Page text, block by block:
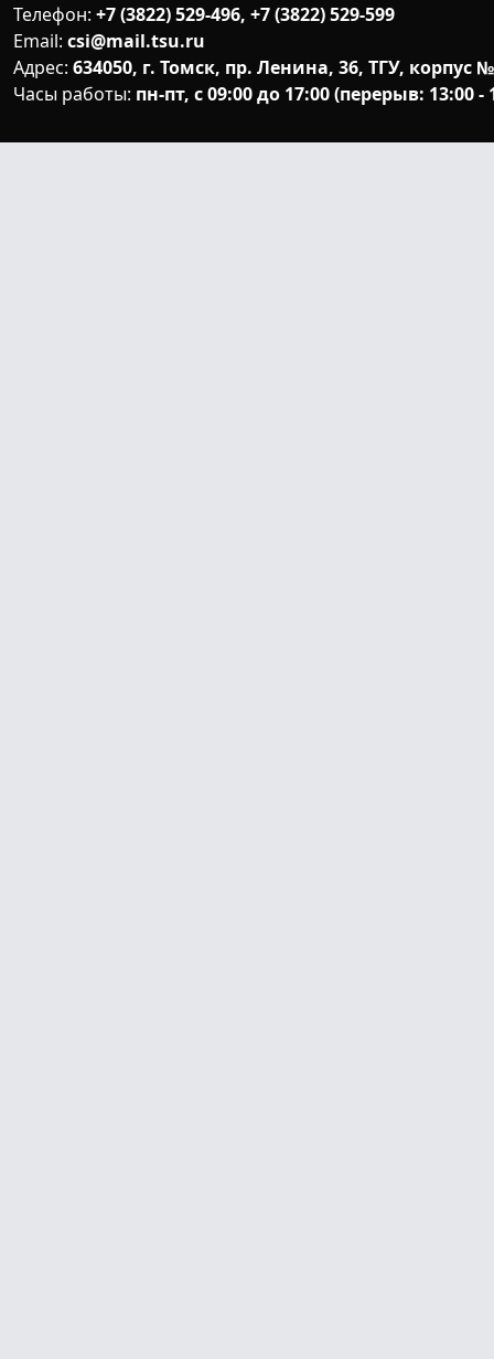
Телефон: +7 (3822) 529-496, +7 (3822) 529-599
Email: csi@mail.tsu.ru
Адрес: 634050, г. Томск, пр. Ленина, 36, ТГУ, корпус
Часы работы: пн-пт, с 09:00 до 17:00 (перерыв: 13:00 -